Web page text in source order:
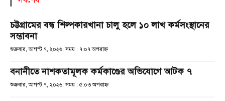
চট্টগ্রামের বন্ধ শিল্পকারখানা চালু হলে ১০ লাখ কর্মসংস্থানের
সম্ভাবনা
শুক্রবার, আগস্ট ৭, ২০২৬; সময় : ৭:০৭ অপরাহ্ণ
বনানীতে নাশকতামূলক কর্মকাণ্ডের অভিযোগে আটক ৭
শুক্রবার, আগস্ট ৭, ২০২৬; সময় : ৫:০৩ অপরাহ্ণ